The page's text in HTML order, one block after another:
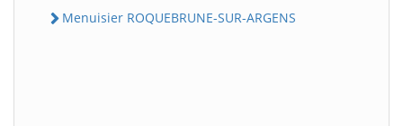
Menuisier ROQUEBRUNE-SUR-ARGENS